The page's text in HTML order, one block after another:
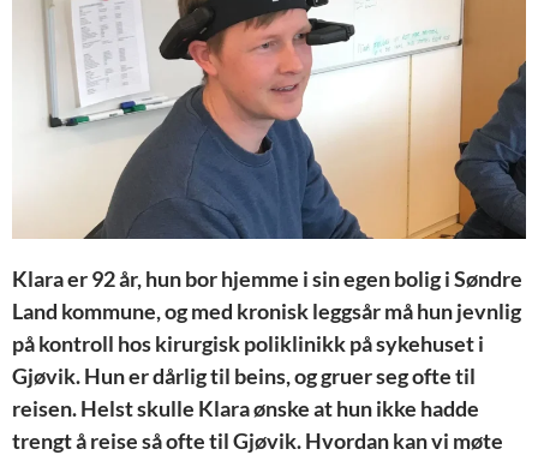
Klara er 92 år, hun bor hjemme i sin egen bolig i Søndre
Land kommune, og med kronisk leggsår må hun jevnlig
på kontroll hos kirurgisk poliklinikk på sykehuset i
Gjøvik. Hun er dårlig til beins, og gruer seg ofte til
reisen. Helst skulle Klara ønske at hun ikke hadde
trengt å reise så ofte til Gjøvik. Hvordan kan vi møte